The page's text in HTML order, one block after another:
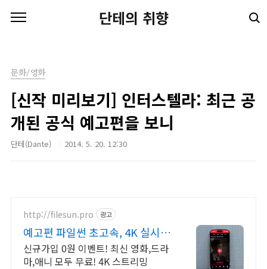
단테의 취향
문화/영화
[신작 미리보기] 인터스텔라: 최근 공
개된 공식 예고편을 보니
단테(Dante) 2014. 5. 20. 12:30
http://filesun.pro 광고
예고편 파일썬 초고속, 4K 실시간
보기!
신규가입 0원 이벤트! 최신 영화,드라
마,애니 모두 무료! 4K 스트리밍